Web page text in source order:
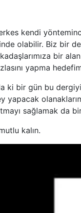
kendi
olabilir. Biz bir
bir
yapma
ki bir gün bu
yapacak
sağlamak da
kalın.